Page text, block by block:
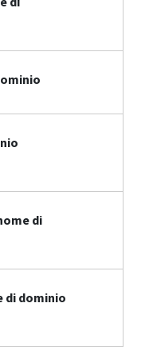
di
di dominio